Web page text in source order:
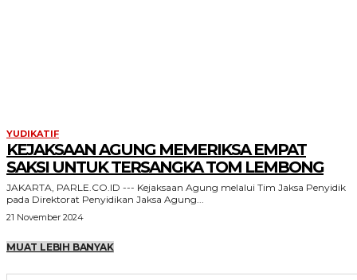
YUDIKATIF
KEJAKSAAN AGUNG MEMERIKSA EMPAT
SAKSI UNTUK TERSANGKA TOM LEMBONG
JAKARTA, PARLE.CO.ID --- Kejaksaan Agung melalui Tim Jaksa Penyidik
pada Direktorat Penyidikan Jaksa Agung...
21 November 2024
MUAT LEBIH BANYAK